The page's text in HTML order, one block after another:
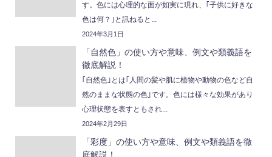
す。色には心理的な面が如実に現れ、｢子供に好きな
色は何？｣と訊ねると...
2024年3月1日
「自然色」の使い方や意味、例文や類義語を
徹底解説！
｢自然色｣とは｢人間の髪や肌に植物や動物の色など自
然のままな状態の色｣です。色には様々な効果があり
心理状態を表すともされ...
2024年2月29日
「彩度」の使い方や意味、例文や類義語を徹
底解説！